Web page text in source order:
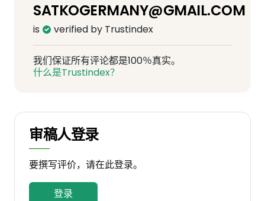
SATKOGERMANY@GMAIL.COM
is verified by Trustindex
我们保证所有评论都是100％真实。
什么是Trustindex？
审稿人登录
要撰写评价，请在此登录。
登录